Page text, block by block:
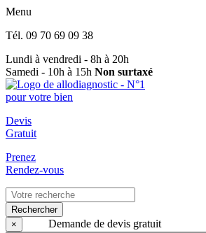
Menu
Tél. 09 70 69 09 38
Lundi à vendredi - 8h à 20h
Samedi - 10h à 15h Non surtaxé
Devis
Gratuit
Prenez
Rendez-vous
Rechercher
×
Demande de devis gratuit